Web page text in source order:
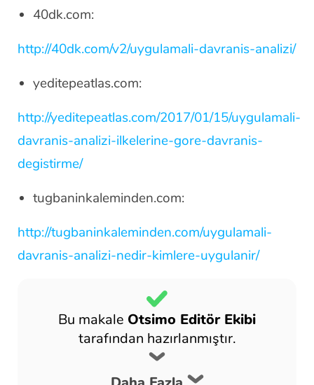
40dk.com:
http://40dk.com/v2/uygulamali-davranis-analizi/
yeditepeatlas.com:
http://yeditepeatlas.com/2017/01/15/uygulamali-
davranis-analizi-ilkelerine-gore-davranis-
degistirme/
tugbaninkaleminden.com:
http://tugbaninkaleminden.com/uygulamali-
davranis-analizi-nedir-kimlere-uygulanir/
Bu makale Otsimo Editör Ekibi
tarafından hazırlanmıştır.